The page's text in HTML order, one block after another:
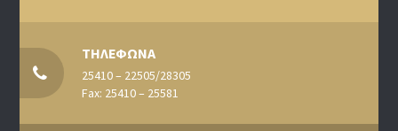
ΤΗΛΕΦΩΝΑ
25410 – 22505/28305
Fax: 25410 – 25581